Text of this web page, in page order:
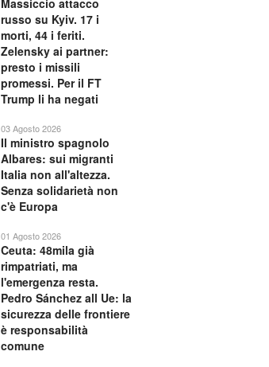
Massiccio attacco
russo su Kyiv. 17 i
morti, 44 i feriti.
Zelensky ai partner:
presto i missili
promessi. Per il FT
Trump li ha negati
03 Agosto 2026
Il ministro spagnolo
Albares: sui migranti
Italia non all'altezza.
Senza solidarietà non
c'è Europa
01 Agosto 2026
Ceuta: 48mila già
rimpatriati, ma
l'emergenza resta.
Pedro Sánchez all Ue: la
sicurezza delle frontiere
è responsabilità
comune